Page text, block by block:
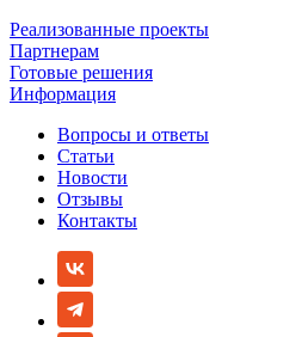
Реализованные проекты
Партнерам
Готовые решения
Информация
Вопросы и ответы
Статьи
Новости
Отзывы
Контакты